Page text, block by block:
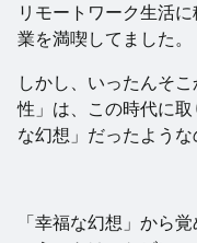
リモートワーク生活
業を満喫してました。
しかし、いったんそ
性」は、この時代に
な幻想」だったような
「幸福な幻想」から